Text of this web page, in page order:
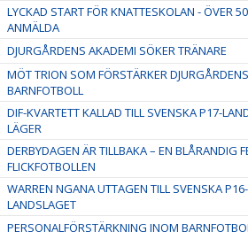
LYCKAD START FÖR KNATTESKOLAN - ÖVER
ANMÄLDA
DJURGÅRDENS AKADEMI SÖKER TRÄNARE
MÖT TRION SOM FÖRSTÄRKER DJURGÅRDENS
BARNFOTBOLL
DIF-KVARTETT KALLAD TILL SVENSKA P17-
LÄGER
DERBYDAGEN ÄR TILLBAKA – EN BLÅRANDIG
FLICKFOTBOLLEN
WARREN NGANA UTTAGEN TILL SVENSKA P16-
LANDSLAGET
PERSONALFÖRSTÄRKNING INOM